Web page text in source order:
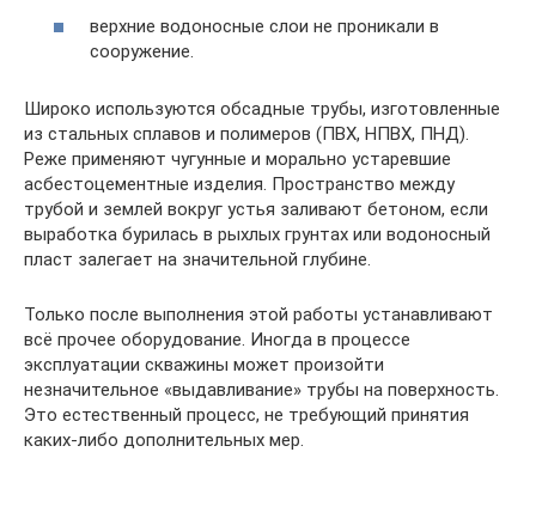
верхние водоносные слои не проникали в
сооружение.
Широко используются обсадные трубы, изготовленные
из стальных сплавов и полимеров (ПВХ, НПВХ, ПНД).
Реже применяют чугунные и морально устаревшие
асбестоцементные изделия. Пространство между
трубой и землей вокруг устья заливают бетоном, если
выработка бурилась в рыхлых грунтах или водоносный
пласт залегает на значительной глубине.
Только после выполнения этой работы устанавливают
всё прочее оборудование. Иногда в процессе
эксплуатации скважины может произойти
незначительное «выдавливание» трубы на поверхность.
Это естественный процесс, не требующий принятия
каких-либо дополнительных мер.